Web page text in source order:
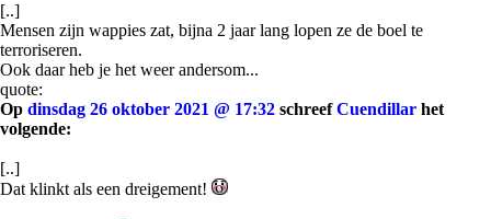
[..]
Mensen zijn wappies zat, bijna 2 jaar lang lopen ze de boel te
terroriseren.
Ook daar heb je het weer andersom...
quote:
Op dinsdag 26 oktober 2021 @ 17:32 schreefCuendillar het
volgende:
[..]
Dat klinkt als een dreigement!